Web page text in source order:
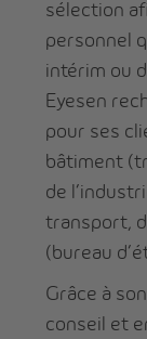
sélection
personnel
intérim ou
Eyesen
pour ses
bâtiment
de
transport,
(bureau
Grâce à
conseil et